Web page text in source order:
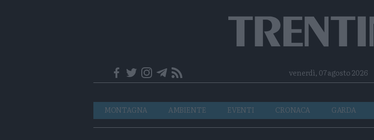
Telegram
RSSvenerdì, 07 agosto 2026
Navigazione
principale
MONTAGNA AMBIENTE EVENTI CRONACA GARDA